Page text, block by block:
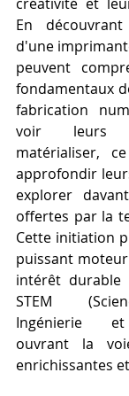
En
d'une
peuvent
fondamentaux
fabrication
voir leurs
matérialiser,
approfondir
explorer
offertes par la
Cette initiation
puissant
intérêt durable
STEM
Ingénierie et
ouvrant la
enrichissantes